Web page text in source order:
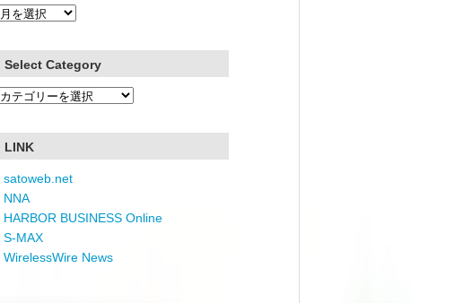
Archive
Select Category
Select
LINK
satoweb.net
NNA
HARBOR BUSINESS Online
S-MAX
WirelessWire News